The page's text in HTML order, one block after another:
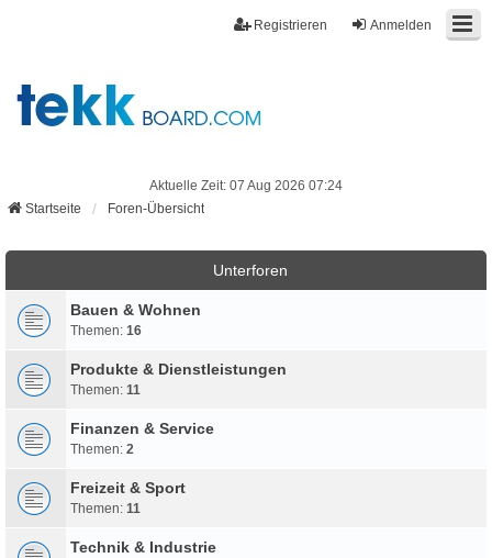
Anmelden
Registrieren
Aktuelle Zeit: 07 Aug 2026 07:24
Startseite
Foren-Übersicht
Unterforen
Bauen & Wohnen
Themen: 16
Produkte & Dienstleistungen
Themen: 11
Finanzen & Service
Themen: 2
Freizeit & Sport
Themen: 11
Technik & Industrie